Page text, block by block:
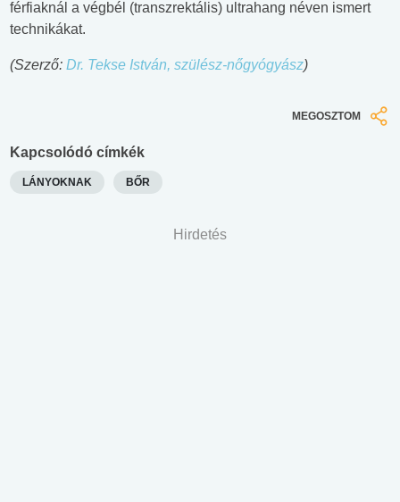
férfiaknál a végbél (transzrektális) ultrahang néven ismert
technikákat.
(Szerző: Dr. Tekse István, szülész-nőgyógyász)
MEGOSZTOM
Kapcsolódó címkék
LÁNYOKNAK BŐR
Hirdetés